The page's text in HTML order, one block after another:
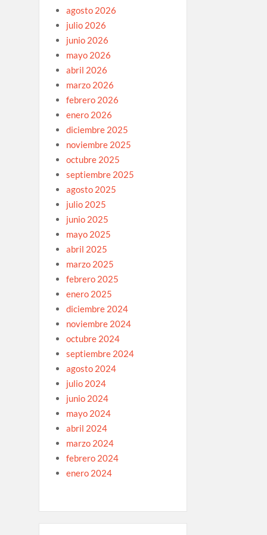
agosto 2026
julio 2026
junio 2026
mayo 2026
abril 2026
marzo 2026
febrero 2026
enero 2026
diciembre 2025
noviembre 2025
octubre 2025
septiembre 2025
agosto 2025
julio 2025
junio 2025
mayo 2025
abril 2025
marzo 2025
febrero 2025
enero 2025
diciembre 2024
noviembre 2024
octubre 2024
septiembre 2024
agosto 2024
julio 2024
junio 2024
mayo 2024
abril 2024
marzo 2024
febrero 2024
enero 2024